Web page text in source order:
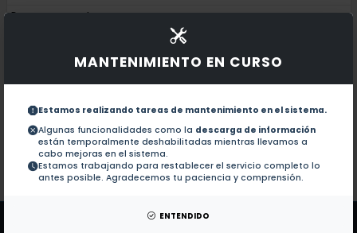
MANTENIMIENTO EN CURSO
Estamos realizando tareas de mantenimiento en el sistema.
Algunas funcionalidades como la descarga de información
están temporalmente deshabilitadas mientras llevamos a
cabo mejoras en el sistema.
Estamos trabajando para restablecer el servicio completo lo
antes posible. Agradecemos tu paciencia y comprensión.
ENTENDIDO
Documentos en revistas:
Real Space Partitioning of the First
Colaboraciones en Tesis: No hay tesis de este autor.